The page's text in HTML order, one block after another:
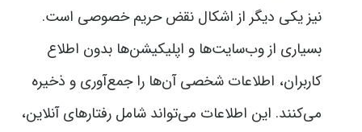
نیز یکی دیگر از اشکال نقض حریم خصوصی است.
بسیاری از وب‌سایت‌ها و اپلیکیشن‌ها بدون اطلاع
کاربران، اطلاعات شخصی آن‌ها را جمع‌آوری و ذخیره
می‌کنند. این اطلاعات می‌تواند شامل رفتارهای آنلاین،